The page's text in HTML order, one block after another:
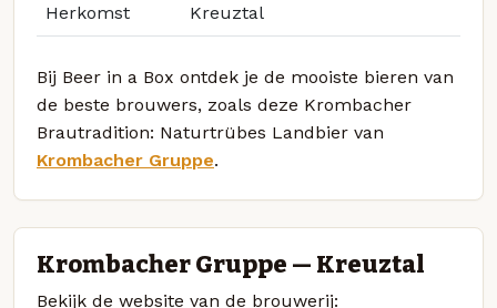
Herkomst Kreuztal
Bij Beer in a Box ontdek je de mooiste bieren van
de beste brouwers, zoals deze Krombacher
Brautradition: Naturtrübes Landbier van
Krombacher Gruppe.
Krombacher Gruppe — Kreuztal
Bekijk de website van de brouwerij: